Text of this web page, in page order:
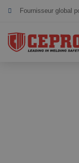
Produits certifiés